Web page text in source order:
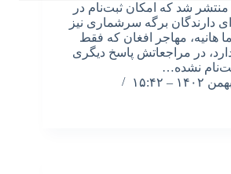
شد که امکان ثبت‌نام در
دارندگان برگه سرشماری نیز
هانیه، مهاجر افغان که فقط
در مراجعاتش پاسخ دیگری
نشده…